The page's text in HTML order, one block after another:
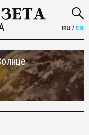
RU /EN